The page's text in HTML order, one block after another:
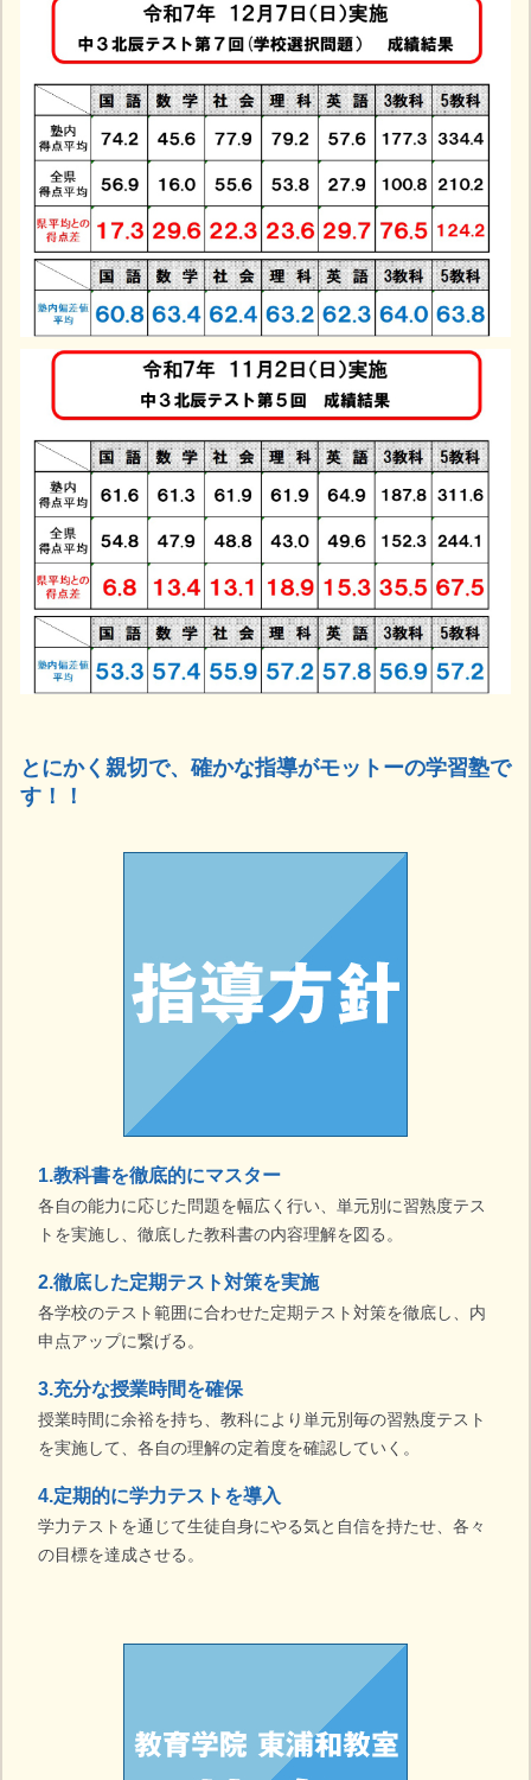
とにかく親切で、確かな指導がモットーの学習塾で
す！！
1.教科書を徹底的にマスター
各自の能力に応じた問題を幅広く行い、単元別に習熟度テス
トを実施し、徹底した教科書の内容理解を図る。
2.徹底した定期テスト対策を実施
各学校のテスト範囲に合わせた定期テスト対策を徹底し、内
申点アップに繋げる。
3.充分な授業時間を確保
授業時間に余裕を持ち、教科により単元別毎の習熟度テスト
を実施して、各自の理解の定着度を確認していく。
4.定期的に学力テストを導入
学力テストを通じて生徒自身にやる気と自信を持たせ、各々
の目標を達成させる。